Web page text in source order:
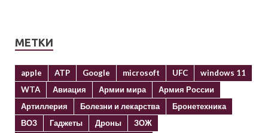
МЕТКИ
apple ATP Google microsoft UFC
windows 11
WTA
Авиация Армии мира
Армия России
Артиллерия
Болезни и лекарства
Бронетехника
ВОЗ
Гаджеты Дроны
ЗОЖ